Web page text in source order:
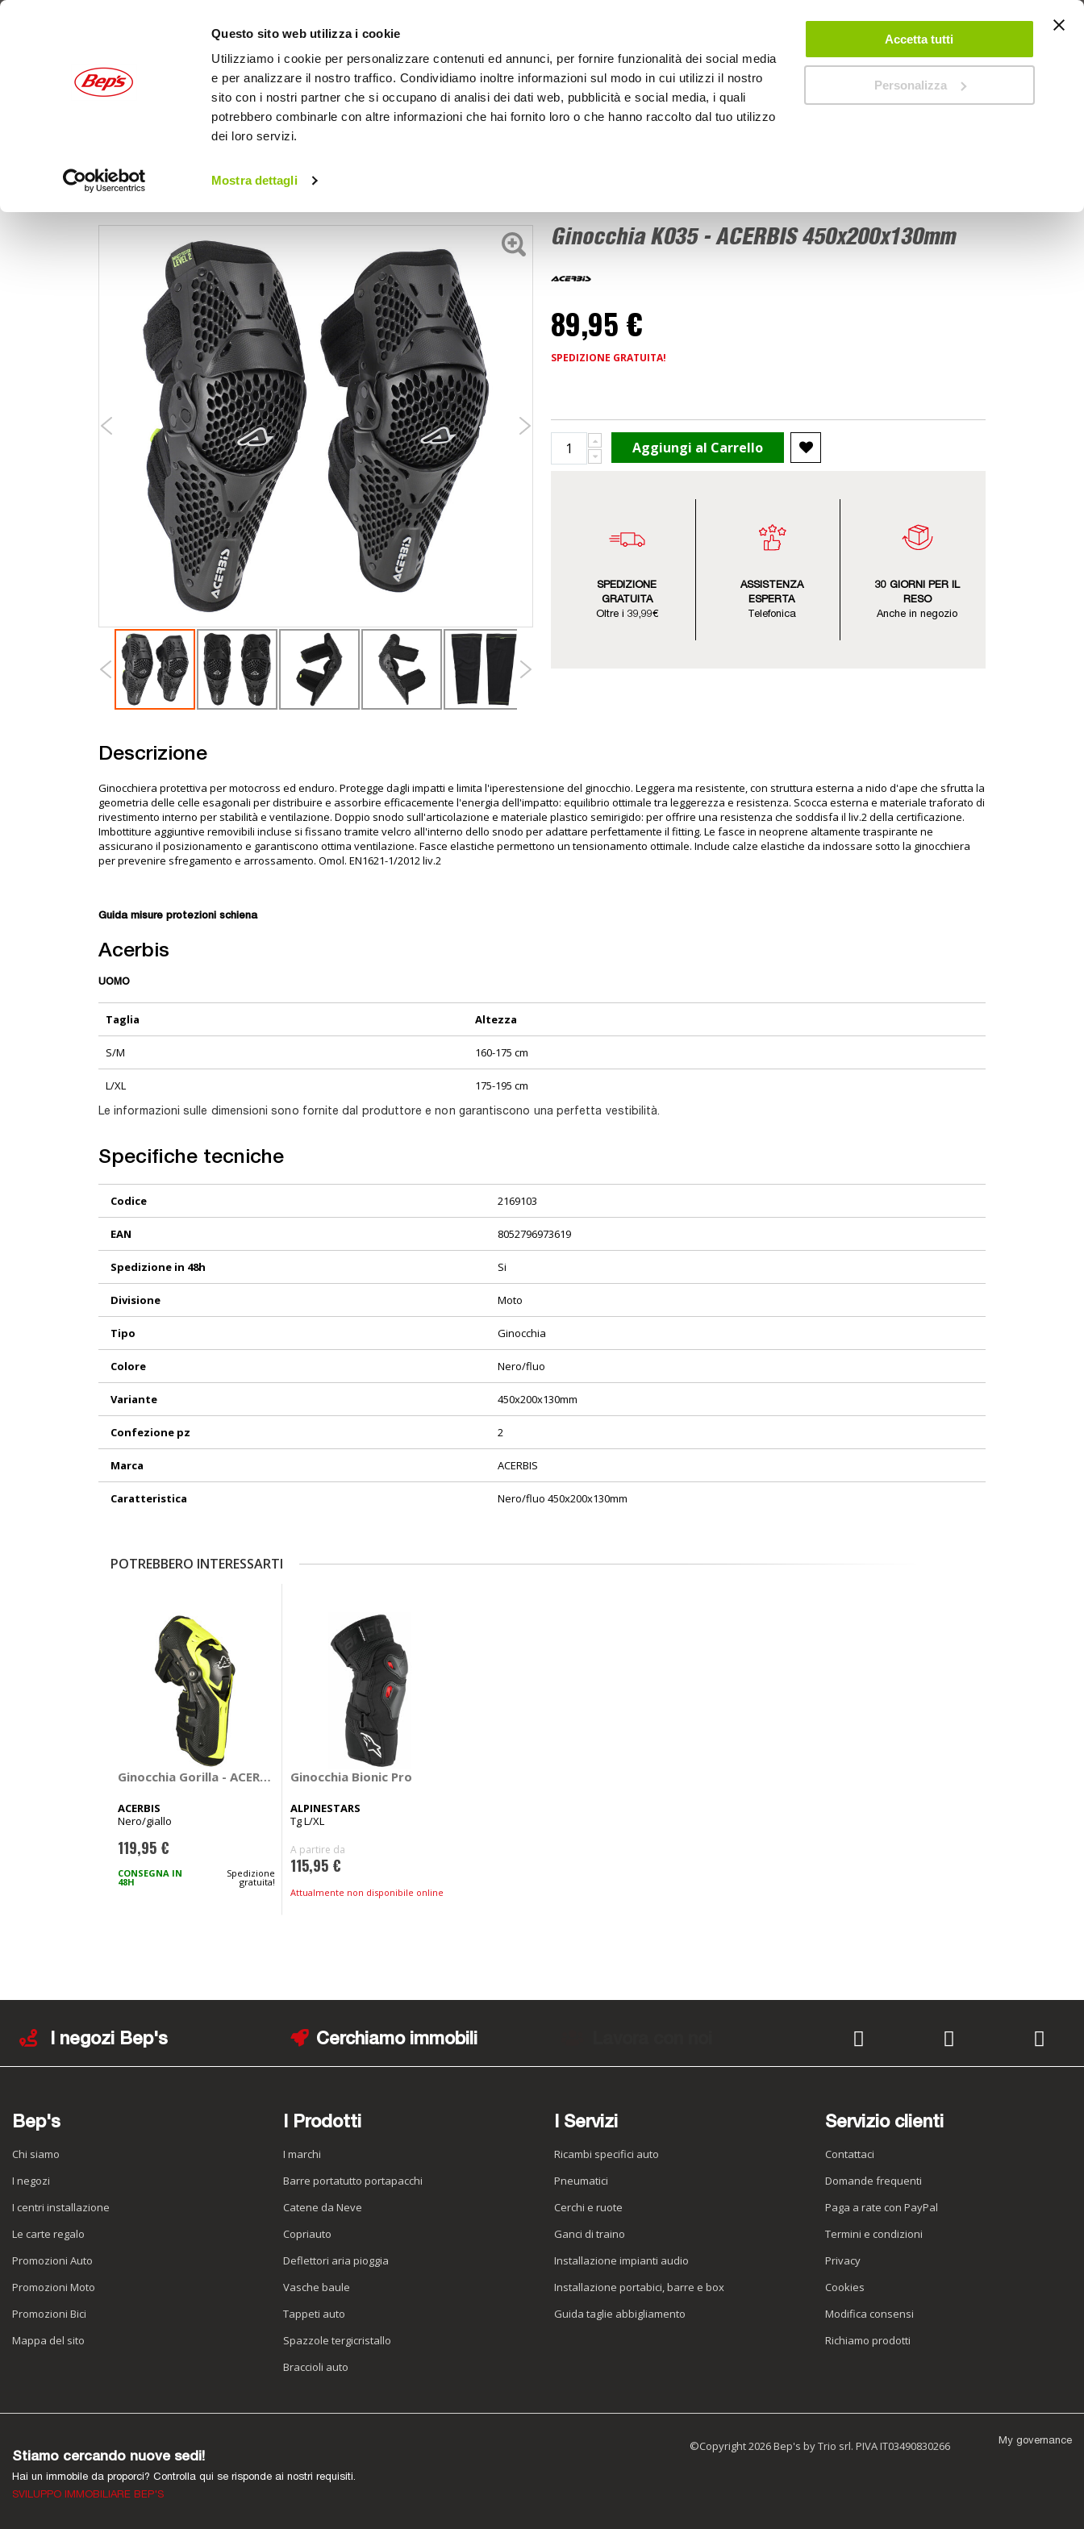
Questo sito web utilizza i cookie
Utilizziamo i cookie per personalizzare contenuti ed annunci, per fornire funzionalità dei social media
e per analizzare il nostro traffico. Condividiamo inoltre informazioni sul modo in cui utilizzi il nostro
sito con i nostri partner che si occupano di analisi dei dati web, pubblicità e social media, i quali
potrebbero combinarle con altre informazioni che hai fornito loro o che hanno raccolto dal tuo utilizzo
dei loro servizi.
Mostra dettagli
Accetta tutti
Personalizza
CONTATTACI NEGOZI IL MIO NEGOZIO
Ginocchia K035 - ACERBIS 450x200x130mm
89,95 €
SPEDIZIONE GRATUITA!
Aggiungi al Carrello
SPEDIZIONE
GRATUITA
Oltre i 39,99€
ASSISTENZA
ESPERTA
Telefonica
30 GIORNI PER IL
RESO
Anche in negozio
Descrizione
Ginocchiera protettiva per motocross ed enduro. Protegge dagli impatti e limita l'iperestensione del ginocchio. Leggera ma resistente, con struttura esterna a nido d'ape che sfrutta la
geometria delle celle esagonali per distribuire e assorbire efficacemente l'energia dell'impatto: equilibrio ottimale tra leggerezza e resistenza. Scocca esterna e materiale traforato di
rivestimento interno per stabilità e ventilazione. Doppio snodo sull'articolazione e materiale plastico semirigido: per offrire una resistenza che soddisfa il liv.2 della certificazione.
Imbottiture aggiuntive removibili incluse si fissano tramite velcro all'interno dello snodo per adattare perfettamente il fitting. Le fasce in neoprene altamente traspirante ne
assicurano il posizionamento e garantiscono ottima ventilazione. Fasce elastiche permettono un tensionamento ottimale. Include calze elastiche da indossare sotto la ginocchiera
per prevenire sfregamento e arrossamento. Omol. EN1621-1/2012 liv.2
Guida misure protezioni schiena
Acerbis
UOMO
Taglia Altezza
S/M 160-175 cm
L/XL 175-195 cm
Le informazioni sulle dimensioni sono fornite dal produttore e non garantiscono una perfetta vestibilità.
Specifiche tecniche
Informazioni
Codice 2169103
EAN 8052796973619
Spedizione in 48h Si
Divisione Moto
Tipo Ginocchia
Colore Nero/fluo
Variante 450x200x130mm
Confezione pz 2
Marca ACERBIS
Caratteristica Nero/fluo 450x200x130mm
POTREBBERO INTERESSARTI
Ginocchia Gorilla - ACERBIS
ACERBIS
Nero/giallo
119,95 €
CONSEGNA IN
48H
Spedizione
gratuita!
Ginocchia Bionic Pro
ALPINESTARS
Tg L/XL
A partire da
115,95 €
Attualmente non disponibile online
I negozi Bep's Cerchiamo immobili
Bep's
Chi siamo
I negozi
I centri installazione
Le carte regalo
Promozioni Auto
Promozioni Moto
Promozioni Bici
Mappa del sito
I Prodotti
I marchi
Barre portatutto portapacchi
Catene da Neve
Copriauto
Deflettori aria pioggia
Vasche baule
Tappeti auto
Spazzole tergicristallo
Braccioli auto
I Servizi
Ricambi specifici auto
Pneumatici
Cerchi e ruote
Ganci di traino
Installazione impianti audio
Installazione portabici, barre e box
Guida taglie abbigliamento
Servizio clienti
Contattaci
Domande frequenti
Paga a rate con PayPal
Termini e condizioni
Privacy
Cookies
Modifica consensi
Richiamo prodotti
Stiamo cercando nuove sedi!
Hai un immobile da proporci? Controlla qui se risponde ai nostri requisiti.
SVILUPPO IMMOBILIARE BEP'S
My governance
©Copyright 2026 Bep's by Trio srl. PIVA IT03490830266